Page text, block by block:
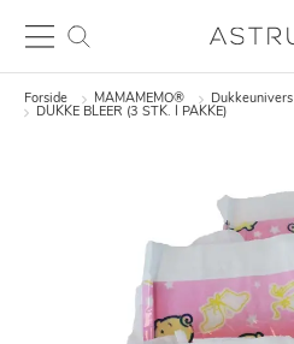
Forside MAMAMEMO® Dukkeunivers
DUKKE BLEER (3 STK. I PAKKE)